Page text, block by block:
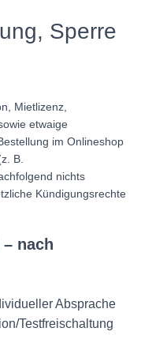
Sperre
Mietlizenz,
etwaige
im Onlineshop
B.
nichts
Kündigungsrechte
nach
Absprache
Testfreischaltung